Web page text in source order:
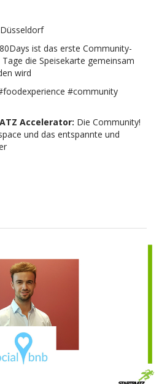
Düsseldorf
80Days ist das erste Community-
die Speisekarte gemeinsam
wird
#community
Accelerator: Die Community!
und das entspannte und